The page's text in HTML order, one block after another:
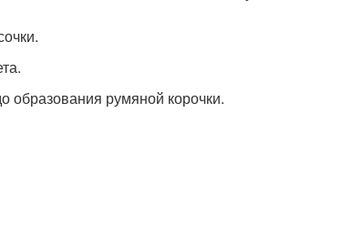
образования румяной корочки.